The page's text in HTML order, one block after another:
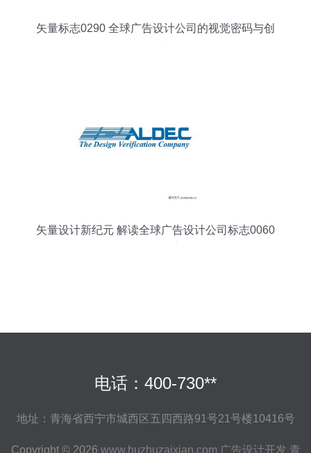
矢量标志0290 全球广告设计公司的视觉密码与创
矢量设计新纪元 解读全球广告设计公司标志0060
电话：400-730**
地址：青海省西宁市城西区五四西路91号21号楼10416号
Copyright © 2026 www.huzhuzaixian.com 广告设计开发 青